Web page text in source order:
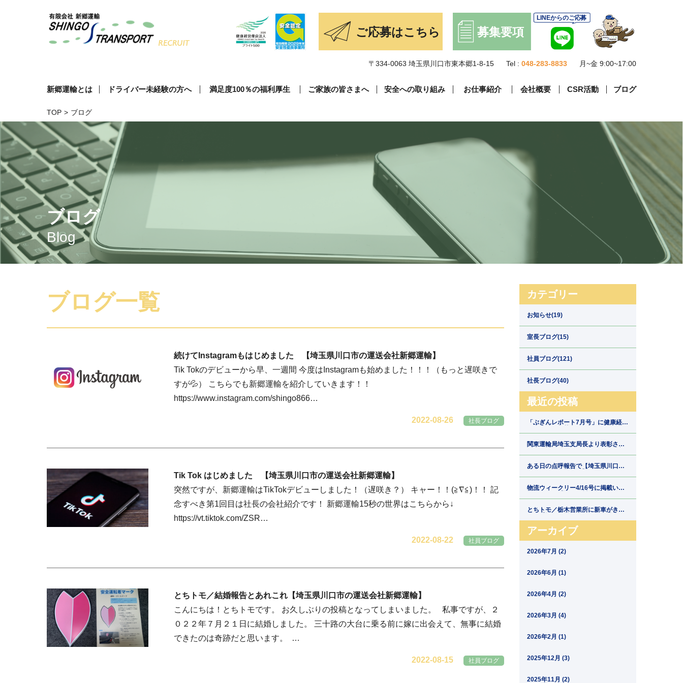
〒334-0063 埼玉県川口市東本郷1-8-15 Tel : 048-283-8833 月~金 9:00~17:00
新郷運輸とは ドライバー未経験の方へ 満足度100％の福利厚生 ご家族の皆さまへ 安全への取り組み お仕事紹介 会社概要 CSR活動 ブログ
TOP > ブログ
ブログ
Blog
ブログ一覧
続けてInstagramもはじめました 【埼玉県川口市の運送会社新郷運輸】
Tik Tokのデビューから早、一週間 今度はInstagramも始めました！！！（もっと遅咲きで
すが💦） こちらでも新郷運輸を紹介していきます！！
https://www.instagram.com/shingo866…
2022-08-26 社長ブログ
Tik Tok はじめました 【埼玉県川口市の運送会社新郷運輸】
突然ですが、新郷運輸はTikTokデビューしました！（遅咲き？） キャー！！(≧∇≦)！！ 記
念すべき第1回目は社長の会社紹介です！ 新郷運輸15秒の世界はこちらから↓
https://vt.tiktok.com/ZSR…
2022-08-22 社員ブログ
とちトモ／結婚報告とあれこれ【埼玉県川口市の運送会社新郷運輸】
こんにちは！とちトモです。 お久しぶりの投稿となってしまいました。 私事ですが、２
０２２年７月２１日に結婚しました。 三十路の大台に乗る前に嫁に出会えて、無事に結婚
できたのは奇跡だと思います。 …
2022-08-15 社員ブログ
カテゴリー
お知らせ(19)
室長ブログ(15)
社員ブログ(121)
社長ブログ(40)
最近の投稿
「ぶぎんレポート7月号」に健康経営
川口市の運送会社新郷運輸】
関東運輸局埼玉支局長より表彰され
郷運輸】
ある日の点呼報告で【埼玉県川口市
物流ウィークリー4/16号に掲載いた
社新郷運輸】
とちトモ／栃木営業所に新車がきま
運輸】
アーカイブ
2026年7月 (2)
2026年6月 (1)
2026年4月 (2)
2026年3月 (4)
2026年2月 (1)
2025年12月 (3)
2025年11月 (2)